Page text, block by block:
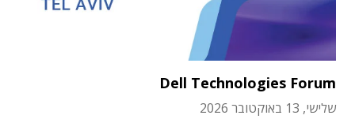
Dell Technologies Forum
שלישי, 13 באוקטובר 2026